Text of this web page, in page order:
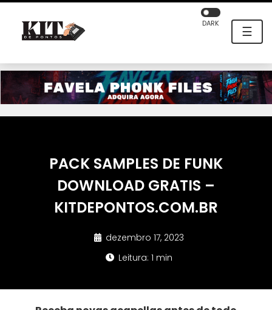
☰
DARK
PACK SAMPLES DE FUNK
DOWNLOAD GRATIS –
KITDEPONTOS.COM.BR
dezembro 17, 2023
Leitura: 1 min